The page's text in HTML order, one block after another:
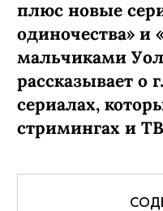
плюс новые
одиночества»
мальчиками
рассказывает
сериалах,
стримингах и